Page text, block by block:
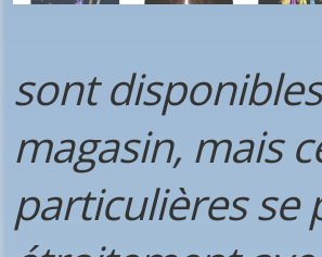
sont
magasin, mais
particulières se